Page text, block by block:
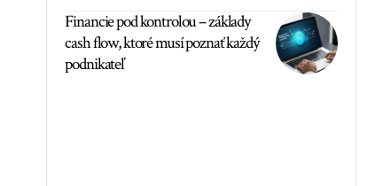
Financie pod kontrolou – základy
cash flow, ktoré musí poznať každý
podnikateľ